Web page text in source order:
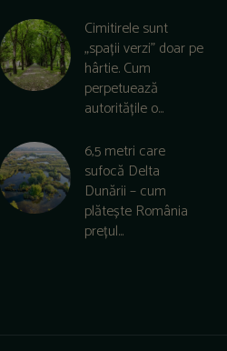
Cimitirele sunt
„spații verzi” doar pe
hârtie. Cum
perpetuează
autoritățile o...
6,5 metri care
sufocă Delta
Dunării – cum
plătește România
prețul...